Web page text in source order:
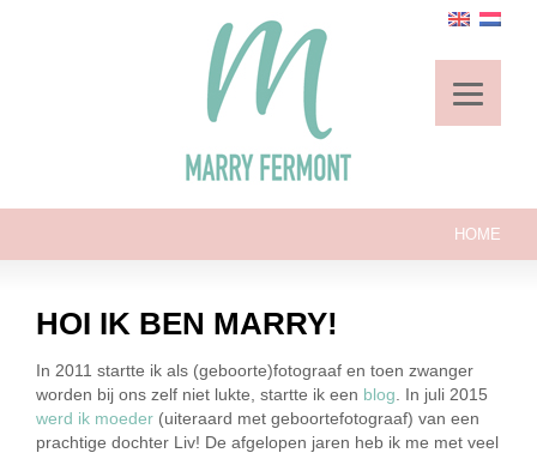
HOME
HOI IK BEN MARRY!
In 2011 startte ik als (geboorte)fotograaf en toen zwanger
worden bij ons zelf niet lukte, startte ik een blog . In juli 2015
werd ik moeder (uiteraard met geboortefotograaf) van een
prachtige dochter Liv! De afgelopen jaren heb ik me met veel